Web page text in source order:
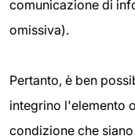
comunicazione di
omissiva).
Pertanto, è ben
integrino l'elemento
condizione che